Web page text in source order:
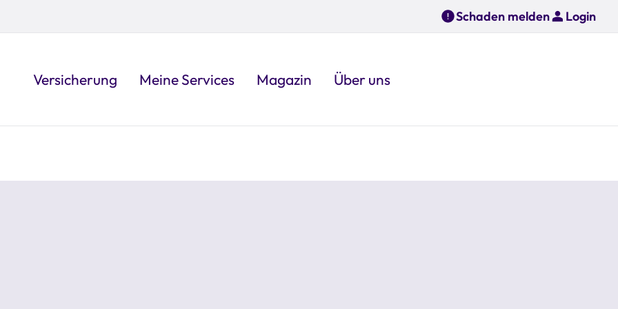
Schaden melden Login
Versicherung Meine Services Magazin Über uns